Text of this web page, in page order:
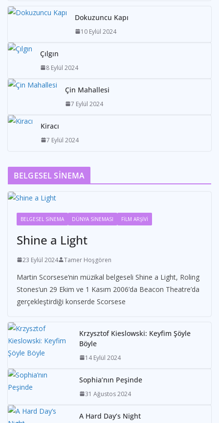
Dokuzuncu Kapı
10 Eylül 2024
Çılgın
8 Eylül 2024
Çin Mahallesi
7 Eylül 2024
Kiracı
7 Eylül 2024
BELGESEL SİNEMA
BELGESEL SİNEMA DÜNYA SİNEMASI FİLM ARŞİVİ
Shine a Light
23 Eylül 2024 Tamer Hoşgören
Martin Scorsese‘nin müzikal belgeseli Shine a Light, Roling
Stones‘un 29 Ekim ve 1 Kasım 2006’da Beacon Theatre’da
gerçekleştirdiği konserde Scorsese
Krzysztof Kieslowski: Keyfim Şöyle
Böyle
14 Eylül 2024
Sophia’nın Peşinde
31 Ağustos 2024
A Hard Day’s Night